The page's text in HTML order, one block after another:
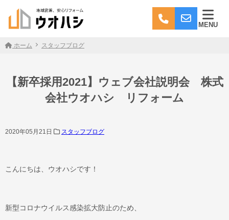
MENU
ホーム スタッフブログ
【新卒採用2021】ウェブ会社説明会 株式
会社ウオハシ リフォーム
2020年05月21日 スタッフブログ
こんにちは、ウオハシです！
新型コロナウイルス感染拡大防止のため、